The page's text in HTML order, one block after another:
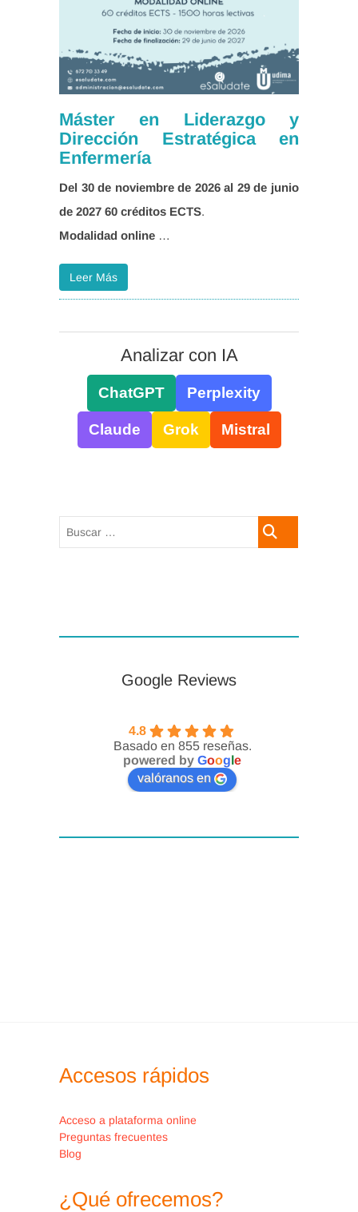
Máster en Liderazgo y
Dirección Estratégica en
Enfermería
Del 30 de noviembre de 2026 al 29 de junio
de 2027 60 créditos ECTS
Modalidad online …
Leer Más
Analizar con IA
ChatGPT Perplexity
Claude Grok Mistral
Buscar
…
Google Reviews
4.8
Basado en 855 reseñas.
powered by Google
valóranos en
Accesos rápidos
Acceso a plataforma online
Preguntas frecuentes
Blog
¿Qué ofrecemos?